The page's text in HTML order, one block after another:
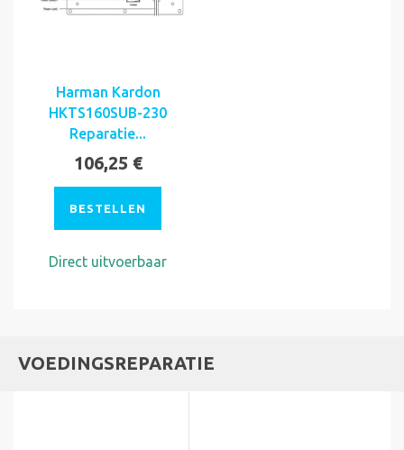
Harman Kardon
HKTS160SUB-230
Reparatie...
106,25 €
BESTELLEN
Direct uitvoerbaar
VOEDINGSREPARATIE